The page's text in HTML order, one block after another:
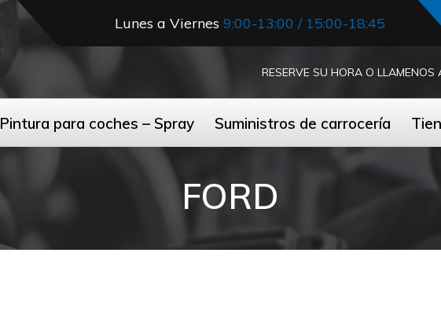
Lunes a Viernes 9:00-13:00 / 15:00-18:45
RESERVE SU HORA O LLAMENOS
Pintura para coches – Spray Suministros de carrocería
FORD